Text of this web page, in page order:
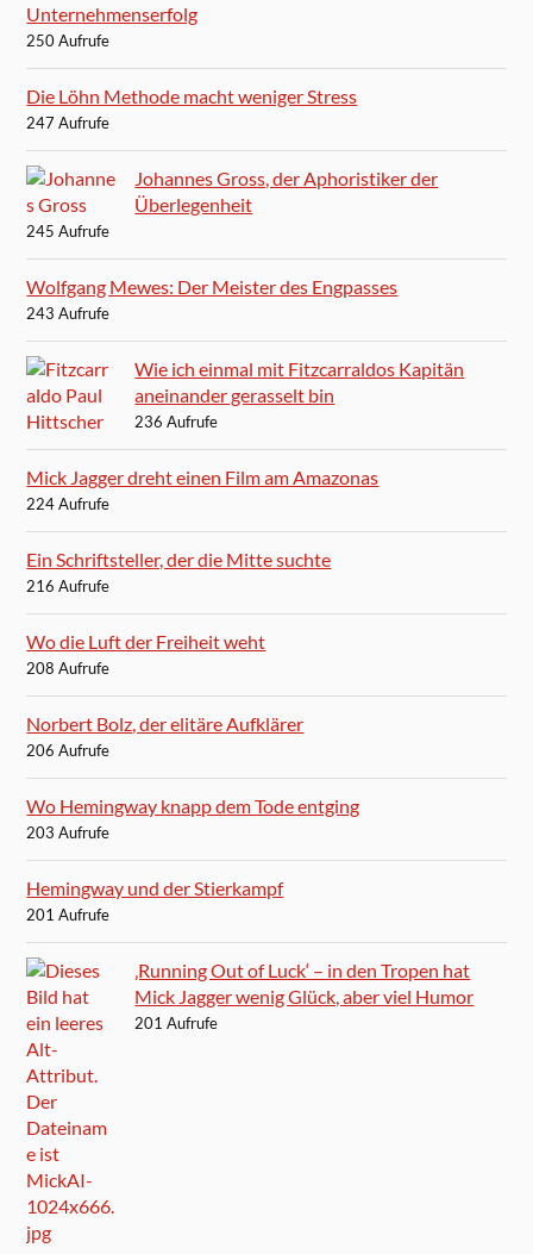
Unternehmenserfolg
250 Aufrufe
Die Löhn Methode macht weniger Stress
247 Aufrufe
Johannes Gross, der Aphoristiker der
Überlegenheit
245 Aufrufe
Wolfgang Mewes: Der Meister des Engpasses
243 Aufrufe
Wie ich einmal mit Fitzcarraldos Kapitän
aneinander gerasselt bin
236 Aufrufe
Mick Jagger dreht einen Film am Amazonas
224 Aufrufe
Ein Schriftsteller, der die Mitte suchte
216 Aufrufe
Wo die Luft der Freiheit weht
208 Aufrufe
Norbert Bolz, der elitäre Aufklärer
206 Aufrufe
Wo Hemingway knapp dem Tode entging
203 Aufrufe
Hemingway und der Stierkampf
201 Aufrufe
‚Running Out of Luck‘ – in den Tropen hat
Mick Jagger wenig Glück, aber viel Humor
201 Aufrufe